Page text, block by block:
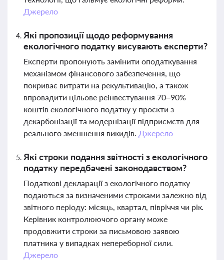
Джерело
Які пропозиції щодо реформування
екологічного податку висувають експерти?
Експерти пропонують замінити оподаткування
механізмом фінансового забезпечення, що
покриває витрати на рекультивацію, а також
впровадити цільове реінвестування 70–90%
коштів екологічного податку у проєкти з
декарбонізації та модернізації підприємств для
реального зменшення викидів. Джерело
Які строки подання звітності з екологічного
податку передбачені законодавством?
Податкові декларації з екологічного податку
подаються за визначеними строками залежно від
звітного періоду: місяць, квартал, півріччя чи рік.
Керівник контролюючого органу може
продовжити строки за письмовою заявою
платника у випадках непереборної сили.
Джерело